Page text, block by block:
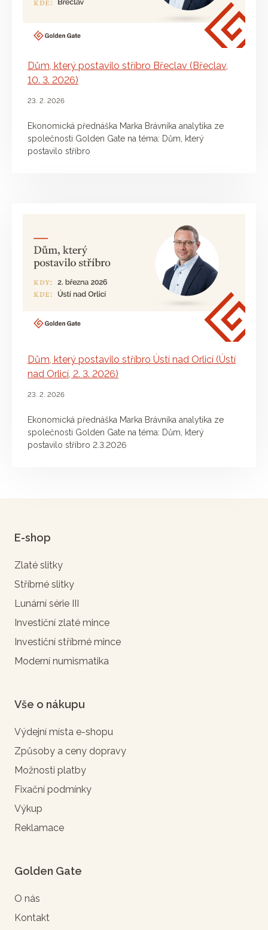
Dům, který postavilo stříbro Břeclav (Břeclav,
10. 3. 2026)
23. 2. 2026
Ekonomická přednáška Marka Brávníka analytika ze
společnosti Golden Gate na téma: Dům, který
postavilo stříbro
Dům, který postavilo stříbro Ústí nad Orlicí (Ústí
nad Orlicí, 2. 3. 2026)
23. 2. 2026
Ekonomická přednáška Marka Brávníka analytika ze
společnosti Golden Gate na téma: Dům, který
postavilo stříbro 2.3.2026
E-shop
Zlaté slitky
Stříbrné slitky
Lunární série III
Investiční zlaté mince
Investiční stříbrné mince
Moderní numismatika
Vše o nákupu
Výdejní místa e-shopu
Způsoby a ceny dopravy
Možnosti platby
Fixační podmínky
Výkup
Reklamace
Golden Gate
O nás
Kontakt